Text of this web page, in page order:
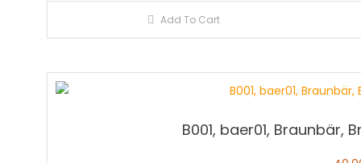
Add To Cart
B001, baer01, Braunbär,